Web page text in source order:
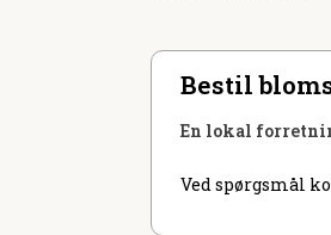
Bestil
En lokal
Ved spørgsmål